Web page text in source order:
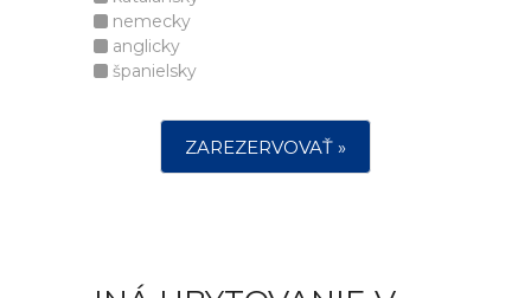
nemecky
anglicky
španielsky
ZAREZERVOVAŤ »